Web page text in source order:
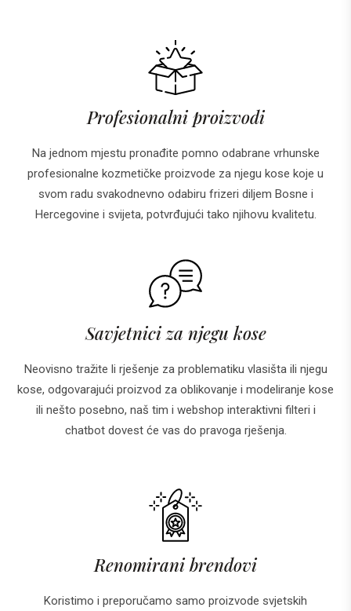
Profesionalni proizvodi
Na jednom mjestu pronađite pomno odabrane vrhunske
profesionalne kozmetičke proizvode za njegu kose koje u
svom radu svakodnevno odabiru frizeri diljem Bosne i
Hercegovine i svijeta, potvrđujući tako njihovu kvalitetu.
Savjetnici za njegu kose
Neovisno tražite li rješenje za problematiku vlasišta ili njegu
kose, odgovarajući proizvod za oblikovanje i modeliranje kose
ili nešto posebno, naš tim i webshop interaktivni filteri i
chatbot dovest će vas do pravoga rješenja.
Renomirani brendovi
Koristimo i preporučamo samo proizvode svjetskih